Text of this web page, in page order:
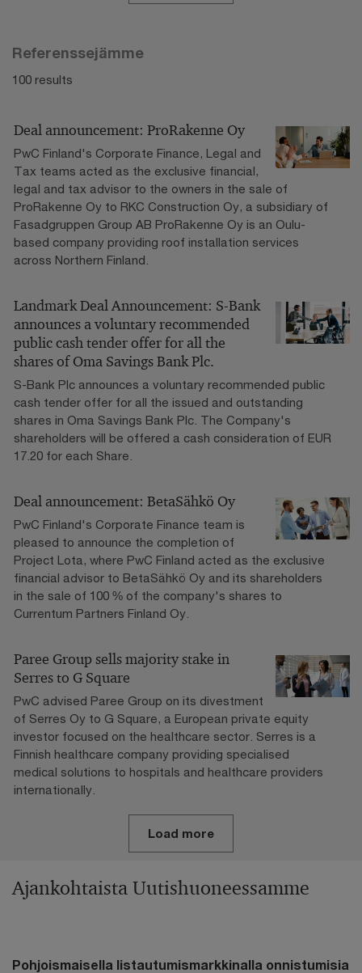
Referenssejämme
100 results
Deal announcement: ProRakenne Oy
PwC Finland's Corporate Finance, Legal and
Tax teams acted as the exclusive financial,
legal and tax advisor to the owners in the sale of
ProRakenne Oy to RKC Construction Oy, a subsidiary of
Fasadgruppen Group AB ProRakenne Oy is an Oulu-
based company providing roof installation services
across Northern Finland.
Landmark Deal Announcement: S-Bank
announces a voluntary recommended
public cash tender offer for all the
shares of Oma Savings Bank Plc.
S-Bank Plc announces a voluntary recommended public
cash tender offer for all the issued and outstanding
shares in Oma Savings Bank Plc. The Company's
shareholders will be offered a cash consideration of EUR
17.20 for each Share.
Deal announcement: BetaSähkö Oy
PwC Finland's Corporate Finance team is
pleased to announce the completion of
Project Lota, where PwC Finland acted as the exclusive
financial advisor to BetaSähkö Oy and its shareholders
in the sale of 100 % of the company's shares to
Currentum Partners Finland Oy.
Paree Group sells majority stake in
Serres to G Square
PwC advised Paree Group on its divestment
of Serres Oy to G Square, a European private equity
investor focused on the healthcare sector. Serres is a
Finnish healthcare company providing specialised
medical solutions to hospitals and healthcare providers
internationally.
Load more
Ajankohtaista Uutishuoneessamme
Pohjoismaisella listautumismarkkinalla onnistumisia